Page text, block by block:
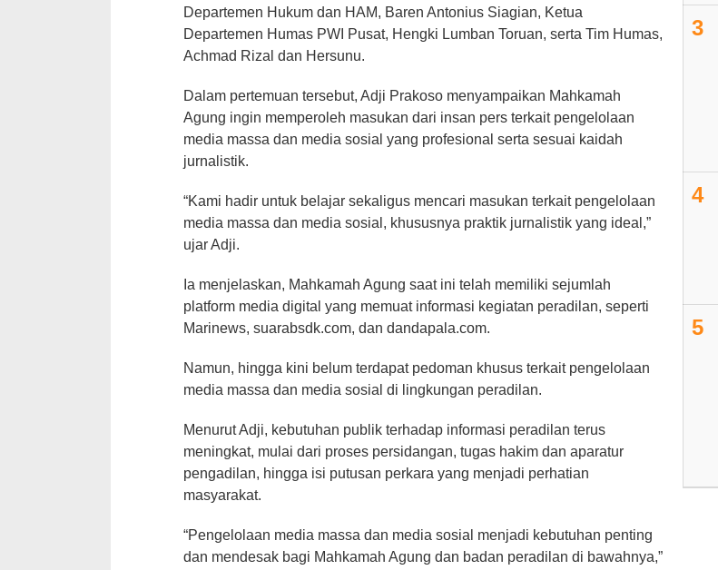
Departemen Hukum dan HAM, Baren Antonius Siagian, Ketua
Departemen Humas PWI Pusat, Hengki Lumban Toruan, serta Tim Humas,
Achmad Rizal dan Hersunu.
Dalam pertemuan tersebut, Adji Prakoso menyampaikan Mahkamah
Agung ingin memperoleh masukan dari insan pers terkait pengelolaan
media massa dan media sosial yang profesional serta sesuai kaidah
jurnalistik.
“Kami hadir untuk belajar sekaligus mencari masukan terkait pengelolaan
media massa dan media sosial, khususnya praktik jurnalistik yang ideal,”
ujar Adji.
Ia menjelaskan, Mahkamah Agung saat ini telah memiliki sejumlah
platform media digital yang memuat informasi kegiatan peradilan, seperti
Marinews, suarabsdk.com, dan dandapala.com.
Namun, hingga kini belum terdapat pedoman khusus terkait pengelolaan
media massa dan media sosial di lingkungan peradilan.
Menurut Adji, kebutuhan publik terhadap informasi peradilan terus
meningkat, mulai dari proses persidangan, tugas hakim dan aparatur
pengadilan, hingga isi putusan perkara yang menjadi perhatian
masyarakat.
“Pengelolaan media massa dan media sosial menjadi kebutuhan penting
dan mendesak bagi Mahkamah Agung dan badan peradilan di bawahnya,”
3
4
5